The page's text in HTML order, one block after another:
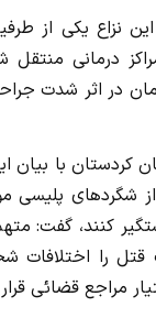
نزاع یکی از
درمانی منتقل
در اثر شدت
کردستان با بیان
شگردهای پلیسی
دستگیر کنند،
قتل را
مراجع قضائی